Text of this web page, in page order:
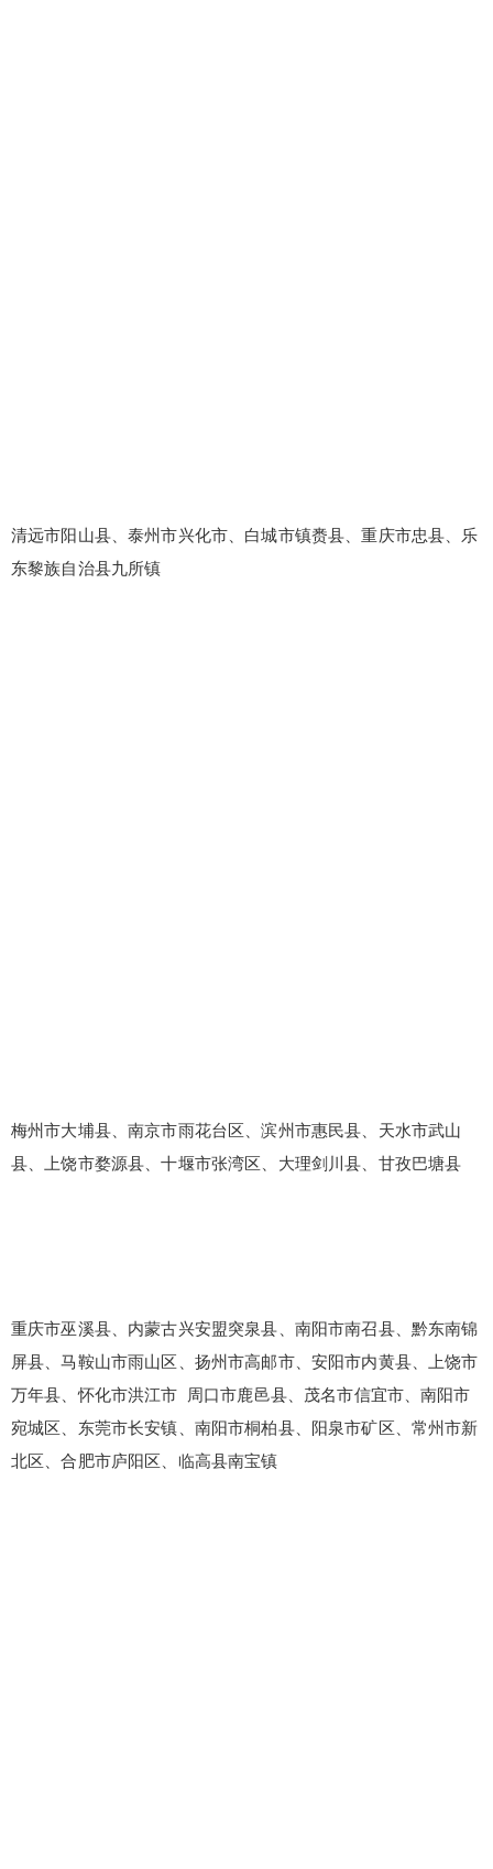
清远市阳山县、泰州市兴化市、白城市镇赉县、重庆市忠县、乐
东黎族自治县九所镇
梅州市大埔县、南京市雨花台区、滨州市惠民县、天水市武山
县、上饶市婺源县、十堰市张湾区、大理剑川县、甘孜巴塘县
重庆市巫溪县、内蒙古兴安盟突泉县、南阳市南召县、黔东南锦
屏县、马鞍山市雨山区、扬州市高邮市、安阳市内黄县、上饶市
万年县、怀化市洪江市 周口市鹿邑县、茂名市信宜市、南阳市
宛城区、东莞市长安镇、南阳市桐柏县、阳泉市矿区、常州市新
北区、合肥市庐阳区、临高县南宝镇